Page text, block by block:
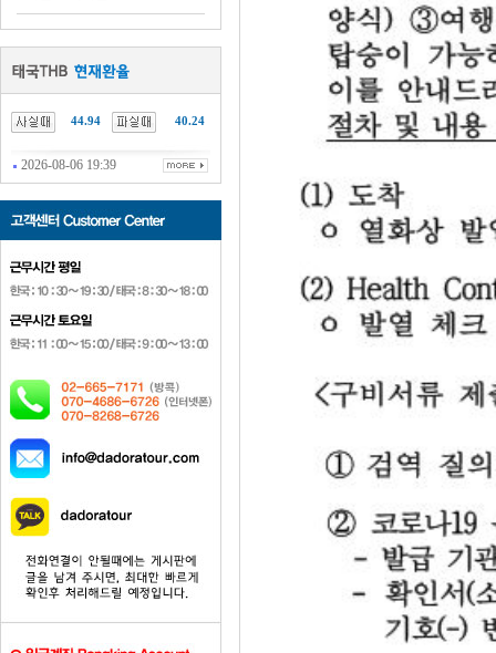
44.94 40.24
2026-08-06 19:39